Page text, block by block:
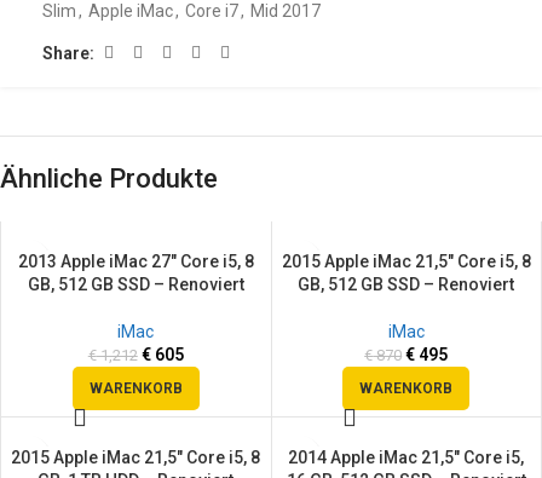
Slim, Apple iMac, Core i7, Mid 2017
Share:
Ähnliche Produkte
SALE
2013 Apple iMac 27″ Core i5, 8
GB, 512 GB SSD – Renoviert
iMac
€1,212 €605
WARENKORB
SALE
2015 Apple iMac 21,5″ Core i5, 8
GB, 512 GB SSD – Renoviert
iMac
€870 € 495
WARENKORB
SALE
2015 Apple iMac 21,5″ Core i5, 8
SALE
2014 Apple iMac 21,5″ Core i5,